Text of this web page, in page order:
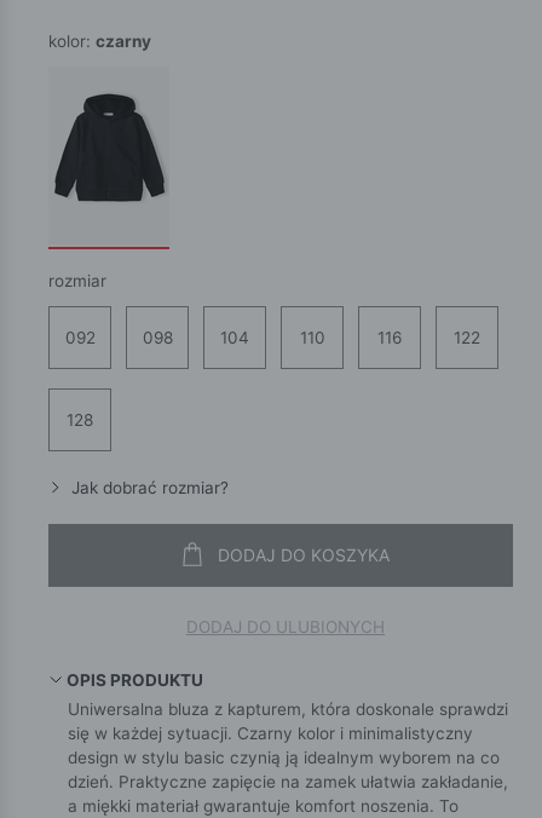
kolor: czarny
rozmiar
092 098 104 110 116 122
128
Jak dobrać rozmiar?
DODAJ DO KOSZYKA
DODAJ DO ULUBIONYCH
OPIS PRODUKTU
Uniwersalna bluza z kapturem, która doskonale sprawdzi
się w każdej sytuacji. Czarny kolor i minimalistyczny
design w stylu basic czynią ją idealnym wyborem na co
dzień. Praktyczne zapięcie na zamek ułatwia zakładanie,
a miękki materiał gwarantuje komfort noszenia. To